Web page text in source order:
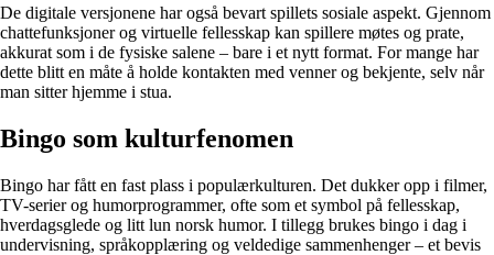
De digitale versjonene har også bevart spillets sosiale aspekt. Gjennom
chattefunksjoner og virtuelle fellesskap kan spillere møtes og prate,
akkurat som i de fysiske salene – bare i et nytt format. For mange har
dette blitt en måte å holde kontakten med venner og bekjente, selv når
man sitter hjemme i stua.
Bingo som kulturfenomen
Bingo har fått en fast plass i populærkulturen. Det dukker opp i filmer,
TV-serier og humorprogrammer, ofte som et symbol på fellesskap,
hverdagsglede og litt lun norsk humor. I tillegg brukes bingo i dag i
undervisning, språkopplæring og veldedige sammenhenger – et bevis